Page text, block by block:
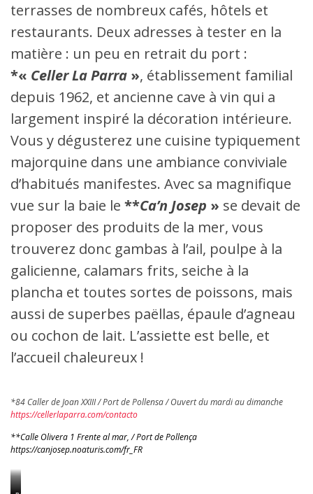
terrasses de nombreux cafés, hôtels et
restaurants. Deux adresses à tester en la
matière : un peu en retrait du port :
*« Celler La Parra », établissement familial
depuis 1962, et ancienne cave à vin qui a
largement inspiré la décoration intérieure.
Vous y dégusterez une cuisine typiquement
majorquine dans une ambiance conviviale
d’habitués manifestes. Avec sa magnifique
vue sur la baie le **Ca’n Josep » se devait de
proposer des produits de la mer, vous
trouverez donc gambas à l’ail, poulpe à la
galicienne, calamars frits, seiche à la
plancha et toutes sortes de poissons, mais
aussi de superbes paëllas, épaule d’agneau
ou cochon de lait. L’assiette est belle, et
l’accueil chaleureux !
*84 Caller de Joan XXIII / Port de Pollensa / Ouvert du mardi au dimanche
https://cellerlaparra.com/contacto
**Calle Olivera 1 Frente al mar, / Port de Pollença
https://canjosep.noaturis.com/fr_FR